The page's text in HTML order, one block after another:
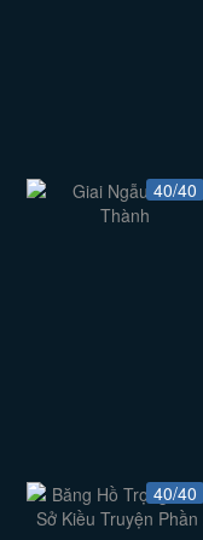
40/40
40/40